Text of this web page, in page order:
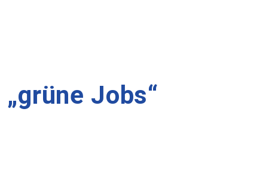
Jobs“